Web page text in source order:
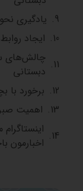
یادگیری
ایجاد
چالش‌های
دبستانی
برخورد با
اهمیت
اخبارمون